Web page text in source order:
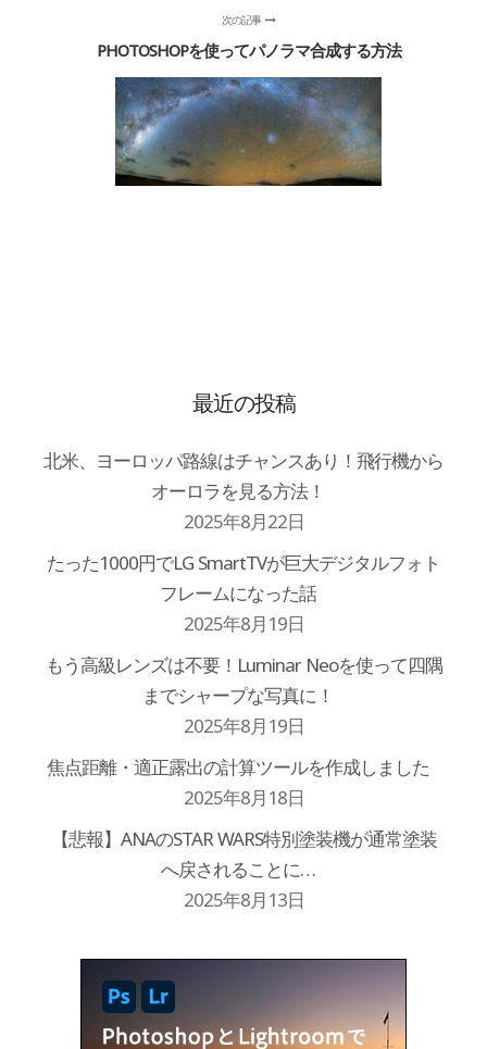
次の記事
PHOTOSHOPを使ってパノラマ合成する方法
最近の投稿
北米、ヨーロッパ路線はチャンスあり！飛行機から
オーロラを見る方法！
2025年8月22日
たった1000円でLG SmartTVが巨大デジタルフォト
フレームになった話
2025年8月19日
もう高級レンズは不要！Luminar Neoを使って四隅
までシャープな写真に！
2025年8月19日
焦点距離・適正露出の計算ツールを作成しました
2025年8月18日
【悲報】ANAのSTAR WARS特別塗装機が通常塗装
へ戻されることに…
2025年8月13日